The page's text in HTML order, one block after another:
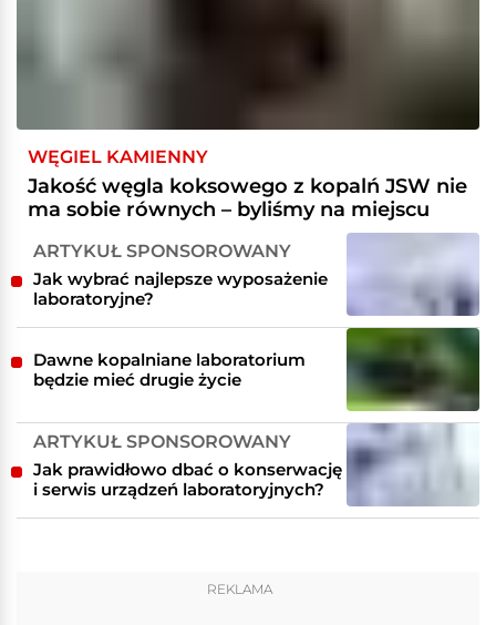
WĘGIEL KAMIENNY
Jakość węgla koksowego z kopalń JSW nie
ma sobie równych – byliśmy na miejscu
ARTYKUŁ SPONSOROWANY
Jak wybrać najlepsze wyposażenie
laboratoryjne?
Dawne kopalniane laboratorium
będzie mieć drugie życie
ARTYKUŁ SPONSOROWANY
Jak prawidłowo dbać o konserwację
i serwis urządzeń laboratoryjnych?
REKLAMA